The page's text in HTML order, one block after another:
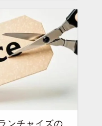
ンチャイズの